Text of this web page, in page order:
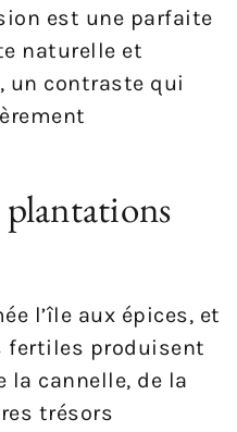
est une parfaite
naturelle et
un contraste qui
l’île aux épices, et
fertiles produisent
la cannelle, de la
trésors